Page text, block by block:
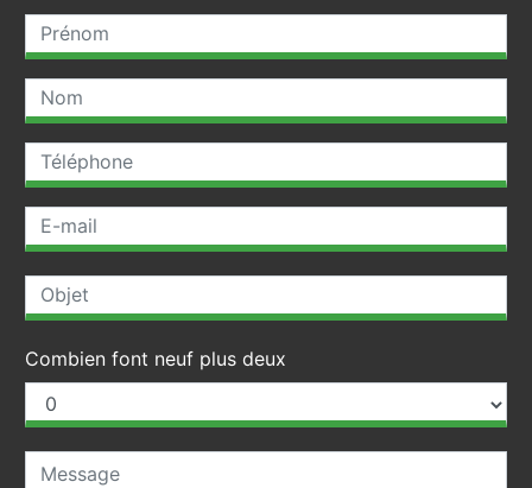
Combien font neuf plus deux